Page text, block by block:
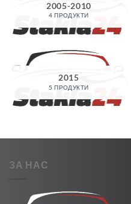
2005-2010
4 ПРОДУКТИ
2015
5 ПРОДУКТИ
ЗА НАС